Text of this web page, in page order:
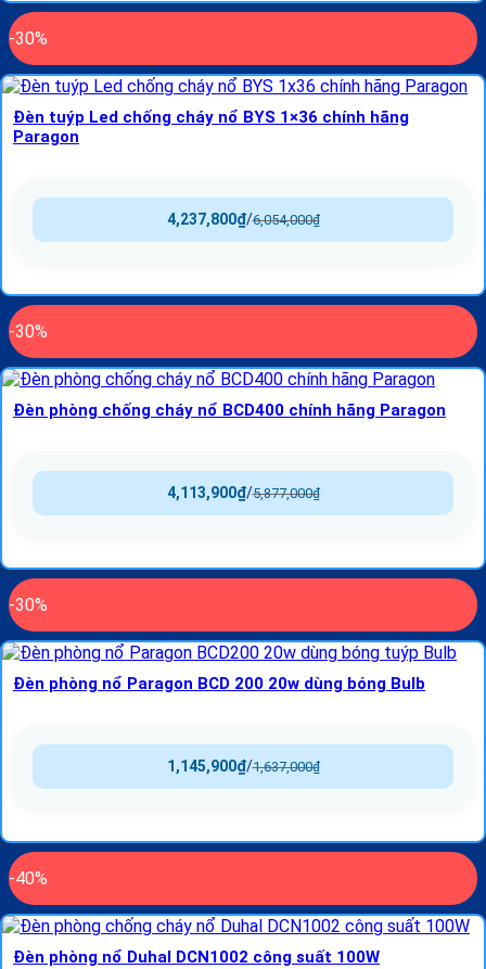
-30%
Đèn tuýp Led chống cháy nổ BYS 1×36 chính hãng
Paragon
6,054,000₫
/
4,237,800₫
-30%
Đèn phòng chống cháy nổ BCD400 chính hãng Paragon
5,877,000₫
/
4,113,900₫
-30%
Đèn phòng nổ Paragon BCD 200 20w dùng bóng Bulb
1,637,000₫
/
1,145,900₫
-40%
Đèn phòng nổ Duhal DCN1002 công suất 100W